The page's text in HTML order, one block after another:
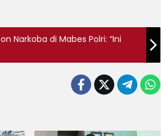
Narkoba di Mabes Polri: “Ini